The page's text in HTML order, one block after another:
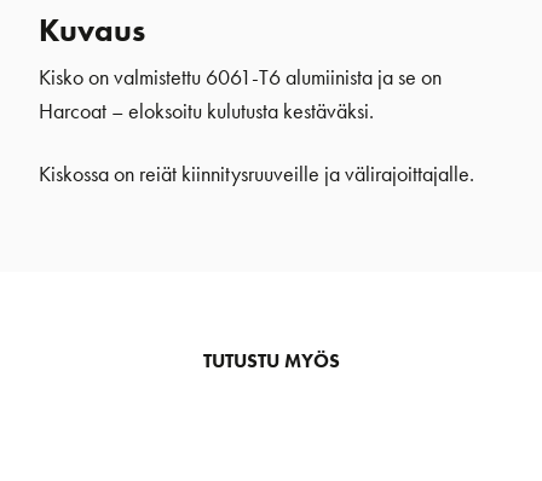
Kuvaus
Kisko on valmistettu 6061-T6 alumiinista ja se on
Harcoat – eloksoitu kulutusta kestäväksi.
Kiskossa on reiät kiinnitysruuveille ja välirajoittajalle.
TUTUSTU MYÖS